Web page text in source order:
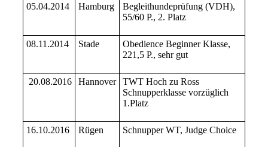
05.04.2014 Hamburg
Begleithundeprüfung (VDH),
55/60 P., 2. Platz
08.11.2014 Stade
Obedience Beginner Klasse,
221,5 P., sehr gut
20.08.2016 Hannover
TWT Hoch zu Ross
Schnupperklasse vorzüglich
1.Platz
16.10.2016 Rügen Schnupper WT, Judge Choice